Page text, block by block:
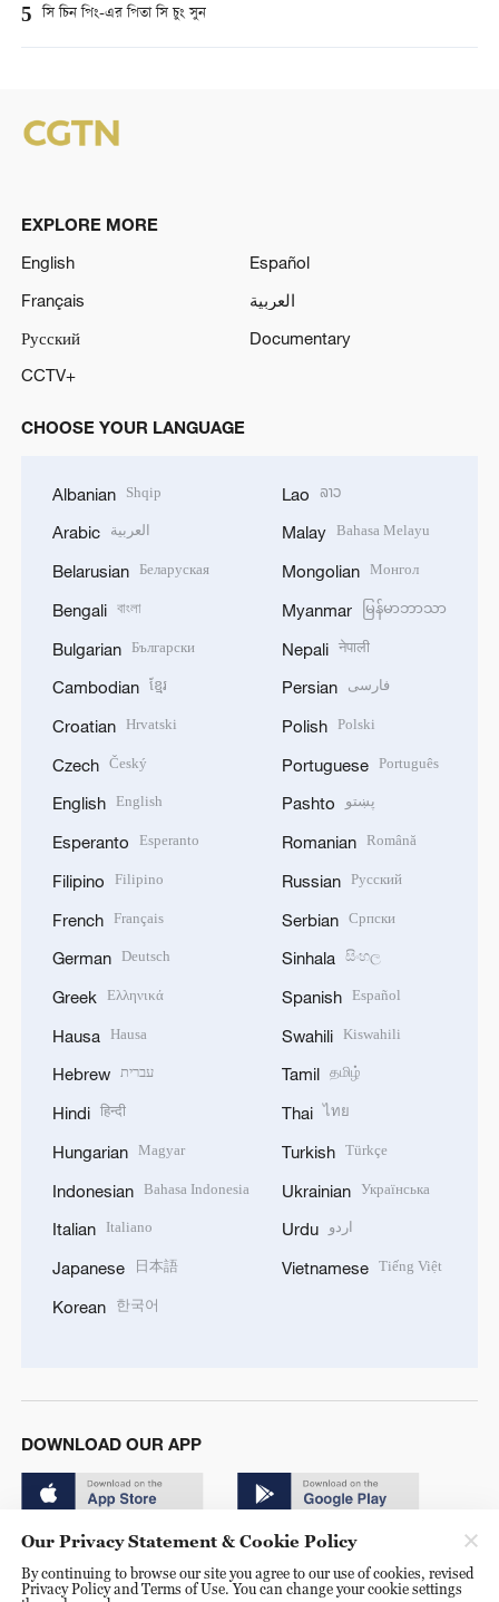
5 সি চিন পিং-এর পিতা সি চুং সুন
EXPLORE MORE
English
Español
Français
العربية
Русский
Documentary
CCTV+
CHOOSE YOUR LANGUAGE
Albanian Shqip
Arabic العربية
Belarusian Беларуская
Bengali বাংলা
Bulgarian Български
Cambodian ខ្មែរ
Croatian Hrvatski
Czech Český
English English
Esperanto Esperanto
Filipino Filipino
French Français
German Deutsch
Greek Ελληνικά
Hausa Hausa
Hebrew עברית
Hindi हिन्दी
Hungarian Magyar
Indonesian Bahasa Indonesia
Italian Italiano
Japanese 日本語
Korean 한국어
Lao ລາວ
Malay Bahasa Melayu
Mongolian Монгол
Myanmar မြန်မာဘာသာ
Nepali नेपाली
Persian فارسی
Polish Polski
Portuguese Português
Pashto پښتو
Romanian Română
Russian Русский
Serbian Српски
Sinhala සිංහල
Spanish Español
Swahili Kiswahili
Tamil தமிழ்
Thai ไทย
Turkish Türkçe
Ukrainian Українська
Urdu اردو
Vietnamese Tiếng Việt
DOWNLOAD OUR APP
Our Privacy Statement & Cookie Policy
By continuing to browse our site you agree to our use of cookies, revised
Privacy Policy and Terms of Use. You can change your cookie settings